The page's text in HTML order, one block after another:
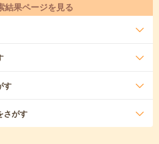
結果ページを見る
す
さがす